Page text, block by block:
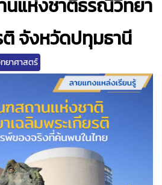
แห่งชาติธรณีวิทยา
ติ จังหวัดปทุมธานี
ยาศาสตร์